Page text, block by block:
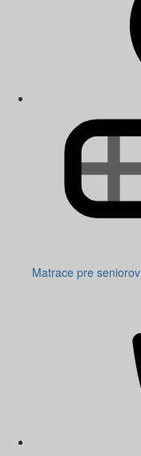
Matrace pre seniorov